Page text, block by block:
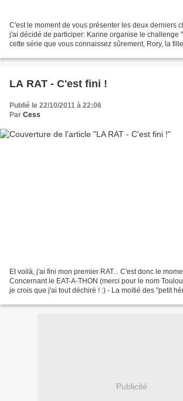
C'est le moment de vous présenter les deux derniers
j'ai décidé de participer: Karine organise le challenge
cette série que vous connaissez sûrement, Rory, la
LA RAT - C'est fini !
Publié le 22/10/2011 à 22:06
Par Cess
Et voilà, j'ai fini mon premier RAT... C'est donc le
Concernant le EAT-A-THON (merci pour le nom
je crois que j'ai tout déchiré ! :) - La moitié des "petit
Publicité